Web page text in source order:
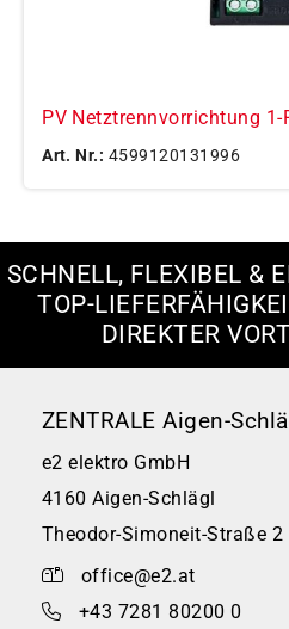
PV Netztrennvorrichtung 1-
Art. Nr.: 4599120131996
SCHNELL, FLEXIBEL &
TOP-
DIREKTER
ZENTRALE Aigen-
e2 elektro GmbH
4160 Aigen-Schlägl
Theodor-Simoneit-Straße 2
office@e2.at
+43 7281 80200 0